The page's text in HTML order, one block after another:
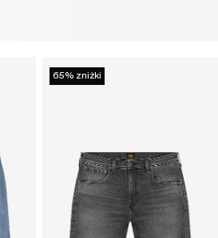
65% zniżki